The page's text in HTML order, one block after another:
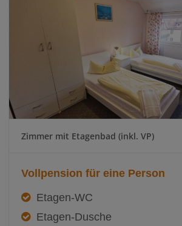
Zimmer mit Etagenbad (inkl. VP)
Vollpension für eine Person
Etagen-WC
Etagen-Dusche